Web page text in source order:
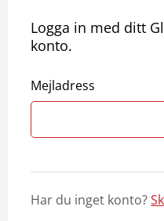
Logga in med ditt
konto.
Mejladress
Har du inget konto?